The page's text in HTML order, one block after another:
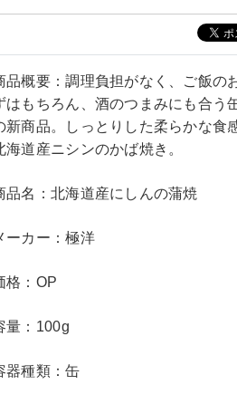
品概要：調理負担がなく、ご飯の
はもちろん、酒のつまみにも合う
新商品。しっとりした柔らかな食
海道産ニシンのかば焼き。
品名：北海道産にしんの蒲焼
ーカー：極洋
格：OP
量：100g
器種類：缶